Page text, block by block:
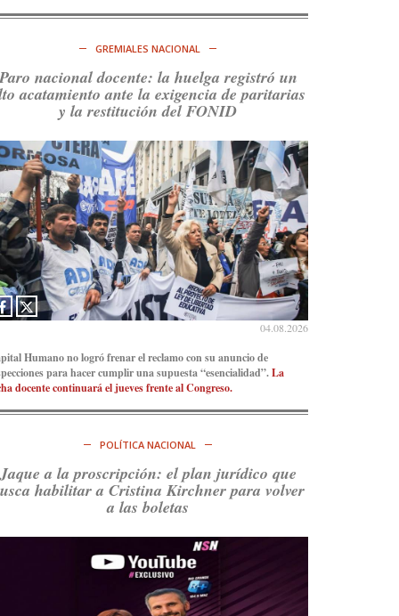
Consenso Patagónico
Ver en X
@consensopatagon
8d
@PJCampana2022: Asumimos una nueva etapa
el Partido Justicialista de Campana, con el
de que el compañero@caortega64vuelva
Ver en X
GREMIALES NACIONAL
nacional docente: la huelga registró un
acatamiento ante la exigencia de paritarias
y la restitución del FONID
04.08.2026
Humano no logró frenar el reclamo con su anuncio de
para hacer cumplir una supuesta “esencialidad”.La
docente continuará el jueves frente al Congreso.
POLÍTICA NACIONAL
Jaque a la proscripción: el plan jurídico que
habilitar a Cristina Kirchner para volver
a las boletas